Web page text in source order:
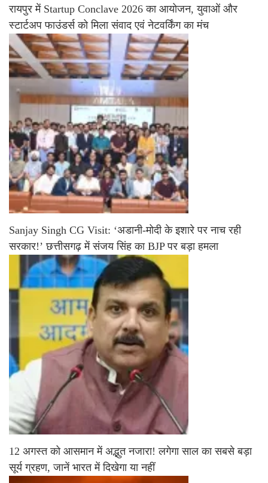
रायपुर में Startup Conclave 2026 का आयोजन, युवाओं और
स्टार्टअप फाउंडर्स को मिला संवाद एवं नेटवर्किंग का मंच
Sanjay Singh CG Visit: ‘अडानी-मोदी के इशारे पर नाच रही
सरकार!’ छत्तीसगढ़ में संजय सिंह का BJP पर बड़ा हमला
12 अगस्त को आसमान में अद्भुत नजारा! लगेगा साल का सबसे बड़ा
सूर्य ग्रहण, जानें भारत में दिखेगा या नहीं